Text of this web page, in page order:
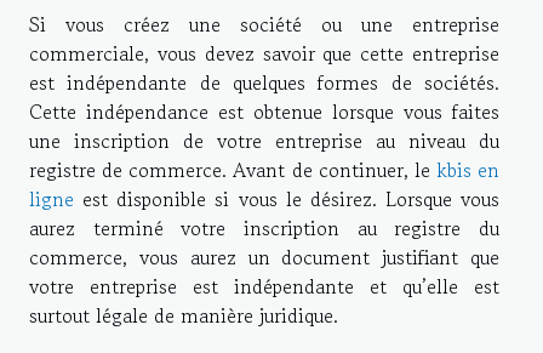
Si vous créez une société ou une entreprise
commerciale, vous devez savoir que cette entreprise
est indépendante de quelques formes de sociétés.
Cette indépendance est obtenue lorsque vous faites
une inscription de votre entreprise au niveau du
registre de commerce. Avant de continuer, le kbis en
ligne est disponible si vous le désirez. Lorsque vous
aurez terminé votre inscription au registre du
commerce, vous aurez un document justifiant que
votre entreprise est indépendante et qu’elle est
surtout légale de manière juridique.